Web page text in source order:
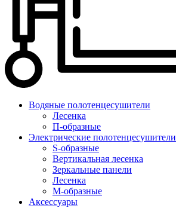
Водяные полотенцесушители
Лесенка
П-образные
Электрические полотенцесушители
S-образные
Вертикальная лесенка
Зеркальные панели
Лесенка
М-образные
Аксессуары